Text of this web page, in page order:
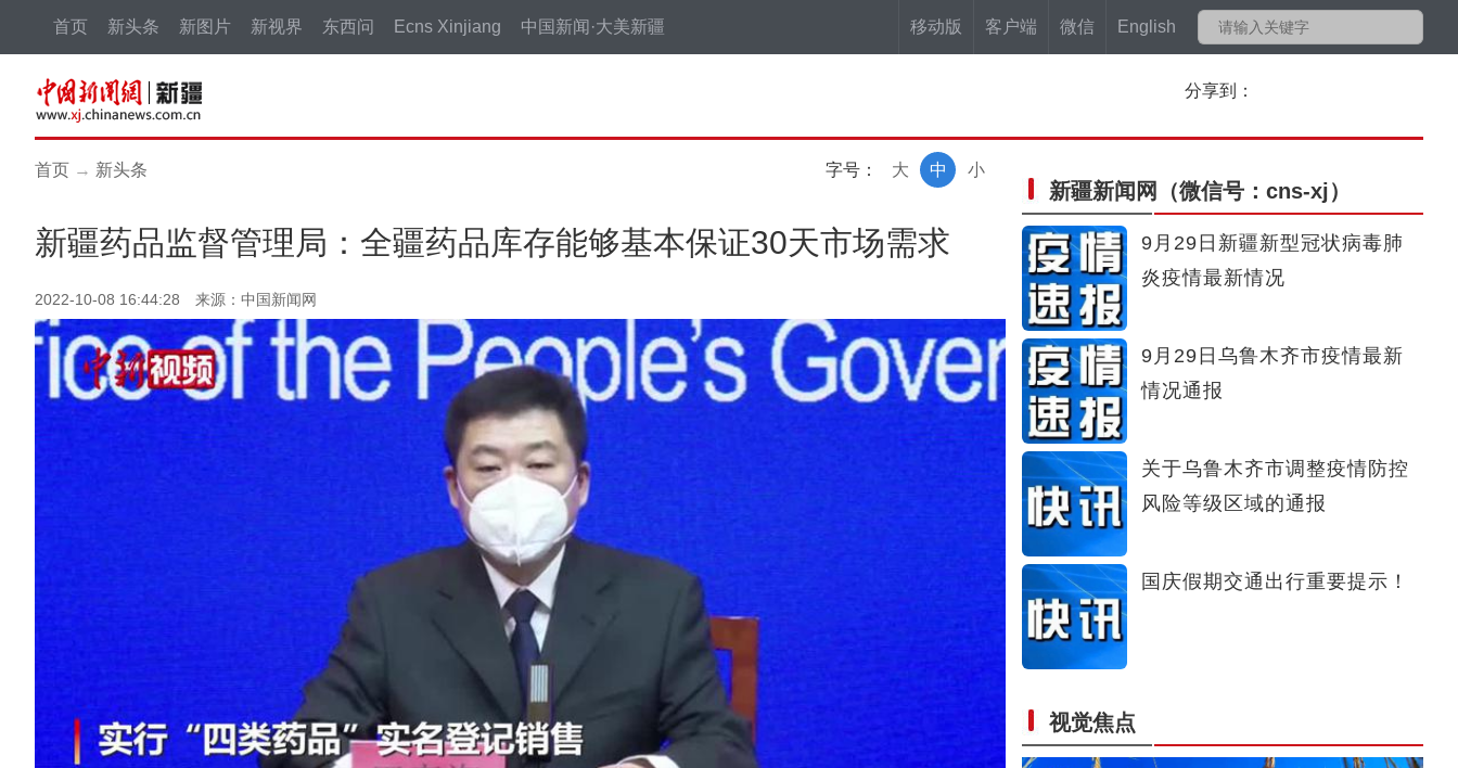
移动版 客户端 微信 English
首页 新头条 新图片 新视界 东西问 Ecns Xinjiang 中国新闻·大美新疆
分享到：
首页 → 新头条 字号： 小
中
大
新疆药品监督管理局：全疆药品库存能够基本保证30天市场需求
2022-10-08 16:44:28 来源：中国新闻网
新疆新闻网 （微信号：cns-xj）
9月29日新疆新型冠状病毒肺
炎疫情最新情况
9月29日乌鲁木齐市疫情最新
情况通报
关于乌鲁木齐市调整疫情防控
风险等级区域的通报
国庆假期交通出行重要提示！
视觉焦点
新疆各地州建立巡回（流动）医疗队保障基层
新疆实行“四类”药品实名登记销售